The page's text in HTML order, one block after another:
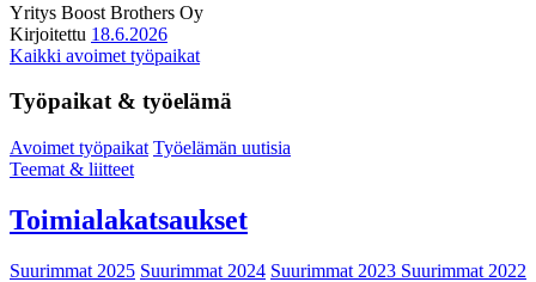
Yritys Boost Brothers Oy
Kirjoitettu 18.6.2026
Kaikki avoimet työpaikat
Työpaikat & työelämä
Avoimet työpaikat Työelämän uutisia
Teemat & liitteet
Toimialakatsaukset
Suurimmat 2025 Suurimmat 2024 Suurimmat 2023 Suurimmat 2022